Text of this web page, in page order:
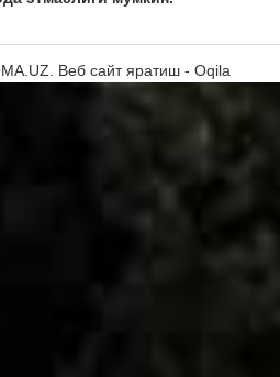
Веб сайт яратиш - Oqila